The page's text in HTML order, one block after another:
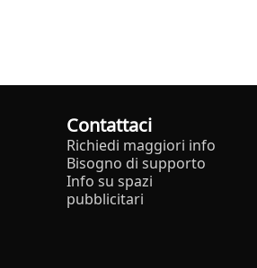
Contattaci
Richiedi maggiori info
Bisogno di supporto
Info su spazi
pubblicitari